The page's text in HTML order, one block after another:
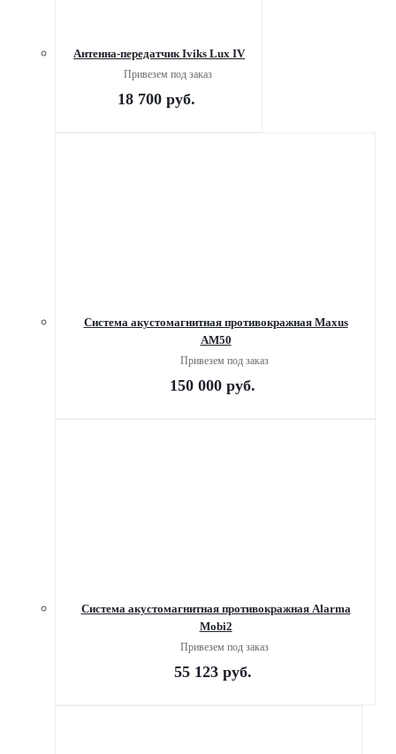
Антенна-передатчик Iviks Lux IV
Привезем под заказ
18 700руб.
Система акустомагнитная противокражная Maxus
AM50
Привезем под заказ
150 000 руб.
Система акустомагнитная противокражная Alarma
Mobi2
Привезем под заказ
55 123руб.